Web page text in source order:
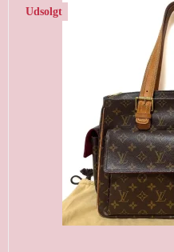
Udsolgt